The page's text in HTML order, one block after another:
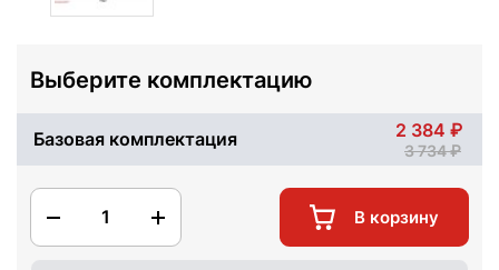
Выберите комплектацию
Базовая комплектация 2 384
3 734
1 В корзину